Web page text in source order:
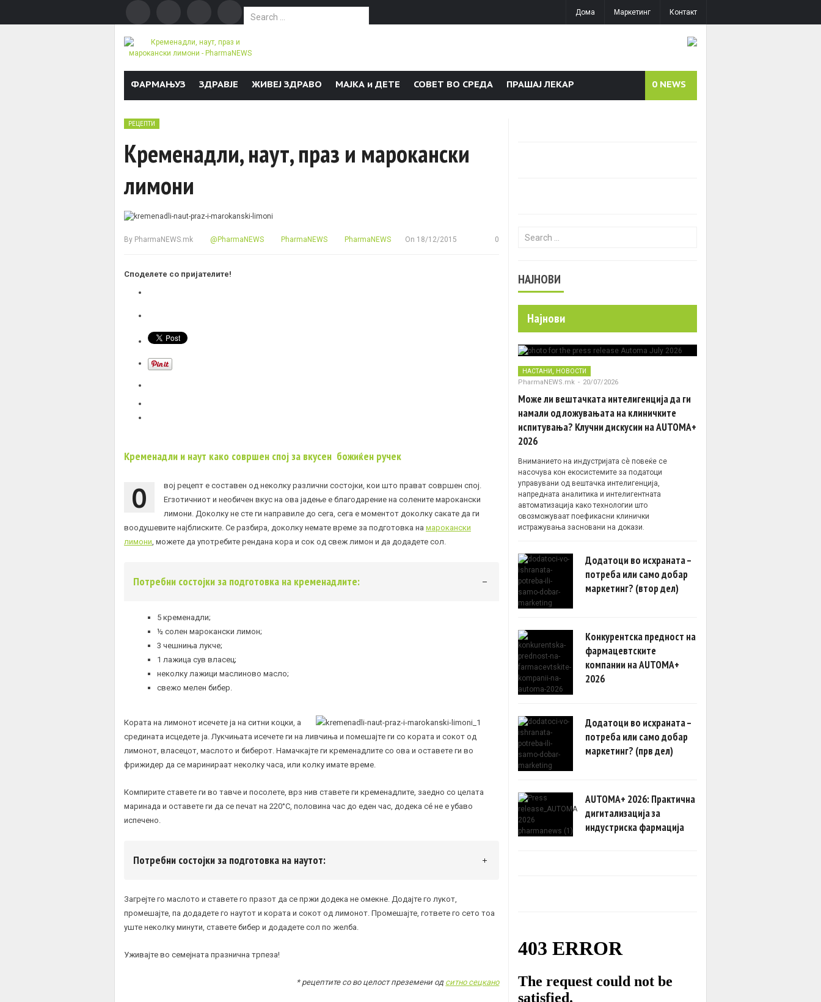
Search for:
Дома Маркетинг Контакт
ФАРМАЊУЗ ЗДРАВЈЕ ЖИВЕЈ ЗДРАВО МАЈКА и ДЕТЕ СОВЕТ ВО СРЕДА ПРАШАЈ ЛЕКАР 0 NEWS
РЕЦЕПТИ
Кременадли, наут, праз и марокански
лимони
By PharmaNEWS.mk @PharmaNEWS PharmaNEWS PharmaNEWS On 18/12/2015 0
Споделете со пријателите!
Кременадли и наут како совршен спој за вкусен божиќен ручек
О
вој рецепт е составен од неколку различни состојки, кои што прават совршен спој.
Егзотичниот и необичен вкус на ова јадење е благодарение на солените марокански
лимони. Доколку не сте ги направиле до сега, сега е моментот доколку сакате да ги
воодушевите најблиските. Се разбира, доколку немате време за подготовка на марокански
лимони , можете да употребите рендана кора и сок од свеж лимон и да додадете сол.
Потребни состојки за подготовка на кременадлите:
5 кременадли;
½ солен марокански лимон;
3 чешниња лукче;
1 лажица сув власец;
неколку лажици маслиново масло;
свежо мелен бибер.
Кората на лимонот исечете ја на ситни коцки, а
средината исцедете ја. Лукчињата исечете ги на ливчиња и помешајте ги со кората и сокот од
лимонот, власецот, маслото и биберот. Намачкајте ги кременадлите со ова и оставете ги во
фрижидер да се маринираат неколку часа, или колку имате време.
Компирите ставете ги во тавче и посолете, врз нив ставете ги кременадлите, заедно со целата
маринада и оставете ги да се печат на 220°C, половина час до еден час, додека сé не е убаво
испечено.
Потребни состојки за подготовка на наутот:
Загрејте го маслото и ставете го празот да се пржи додека не омекне. Додајте го лукот,
промешајте, па додадете го наутот и кората и сокот од лимонот. Промешајте, гответе го сето тоа
уште неколку минути, ставете бибер и додадете сол по желба.
Уживајте во семејната празнична трпеза!
* рецептите со во целост преземени од ситно сецкано
Search for:
НАЈНОВИ
Најнови
НАСТАНИ , НОВОСТИ
PharmaNEWS.mk - 20/07/2026
Може ли вештачката интелигенција да ги
намали одложувањата на клиничките
испитувања? Клучни дискусии на AUTOMA+
2026
Вниманието на индустријата сè повеќе се
насочува кон екосистемите за податоци
управувани од вештачка интелигенција,
напредната аналитика и интелигентната
автоматизација како технологии што
овозможуваат поефикасни клинички
истражувања засновани на докази.
Додатоци во исхраната –
потреба или само добар
маркетинг? (втор дел)
Конкурентска предност на
фармацевтските
компании на AUTOMA+
2026
Додатоци во исхраната –
потреба или само добар
маркетинг? (прв дел)
AUTOMA+ 2026: Практична
дигитализација за
индустриска фармација